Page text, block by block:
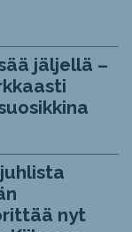
jäljellä –
nyt